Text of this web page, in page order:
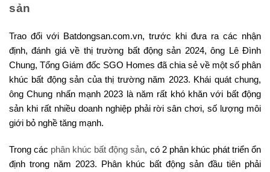
sản
Trao đổi với Batdongsan.com.vn, trước khi đưa ra các nhận
định, đánh giá về thị trường bất động sản 2024, ông Lê Đình
Chung, Tổng Giám đốc SGO Homes đã chia sẻ về một số phân
khúc bất động sản của thị trường năm 2023. Khái quát chung,
ông Chung nhấn mạnh 2023 là năm rất khó khăn với bất động
sản khi rất nhiều doanh nghiệp phải rời sân chơi, số lượng môi
giới bỏ nghề tăng mạnh.
Trong các phân khúc bất động sản, có 2 phân khúc phát triển ổn
định trong năm 2023. Phân khúc bất động sản đầu tiên phải